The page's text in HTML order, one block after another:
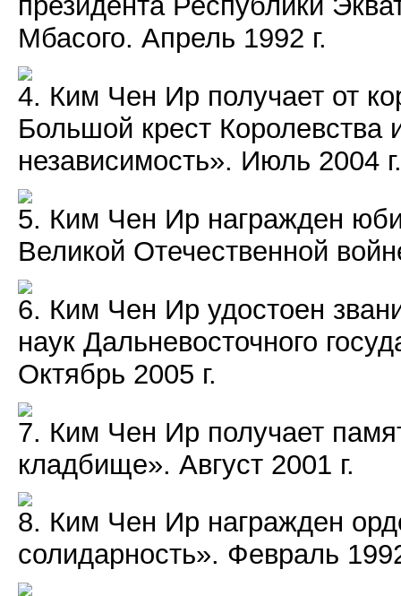
Мбасого. Апрель 1992 г.
4. Ким Чен Ир получает от
Большой крест
независимость». Июль 2004 г.
5. Ким Чен Ир награжден
Великой Отечественной
6. Ким Чен Ир удостоен
наук Дальневосточного
Октябрь 2005 г.
7. Ким Чен Ир получает
кладбище». Август 2001 г.
8. Ким Чен Ир награжден
солидарность». Февраль